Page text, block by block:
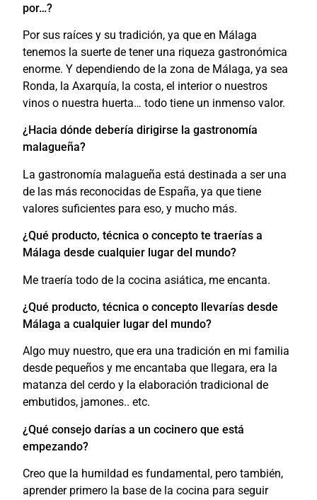
por…?
Por sus raíces y su tradición, ya que en Málaga
tenemos la suerte de tener una riqueza gastronómica
enorme. Y dependiendo de la zona de Málaga, ya sea
Ronda, la Axarquía, la costa, el interior o nuestros
vinos o nuestra huerta… todo tiene un inmenso valor.
¿Hacia dónde debería dirigirse la gastronomía
malagueña?
La gastronomía malagueña está destinada a ser una
de las más reconocidas de España, ya que tiene
valores suficientes para eso, y mucho más.
¿Qué producto, técnica o concepto te traerías a
Málaga desde cualquier lugar del mundo?
Me traería todo de la cocina asiática, me encanta.
¿Qué producto, técnica o concepto llevarías desde
Málaga a cualquier lugar del mundo?
Algo muy nuestro, que era una tradición en mi familia
desde pequeños y me encantaba que llegara, era la
matanza del cerdo y la elaboración tradicional de
embutidos, jamones.. etc.
¿Qué consejo darías a un cocinero que está
empezando?
Creo que la humildad es fundamental, pero también,
aprender primero la base de la cocina para seguir